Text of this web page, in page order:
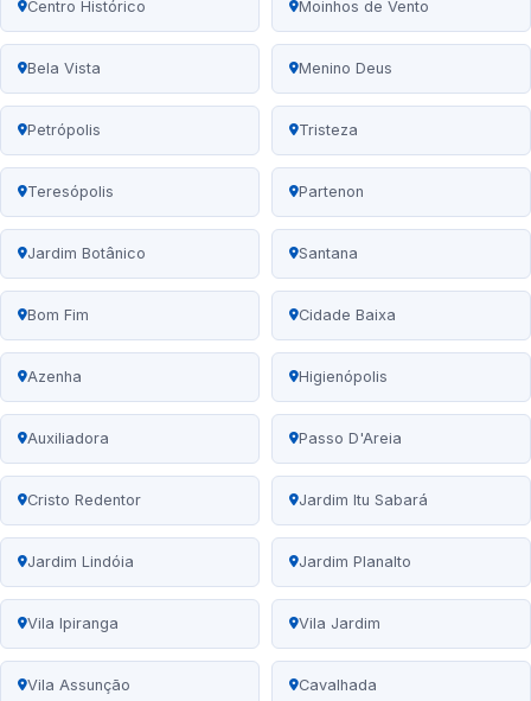
Centro Histórico Moinhos de Vento
Bela Vista Menino Deus
Petrópolis Tristeza
Teresópolis Partenon
Jardim Botânico Santana
Bom Fim Cidade Baixa
Azenha Higienópolis
Auxiliadora Passo D'Areia
Cristo Redentor Jardim Itu Sabará
Jardim Lindóia Jardim Planalto
Vila Ipiranga Vila Jardim
Vila Assunção Cavalhada